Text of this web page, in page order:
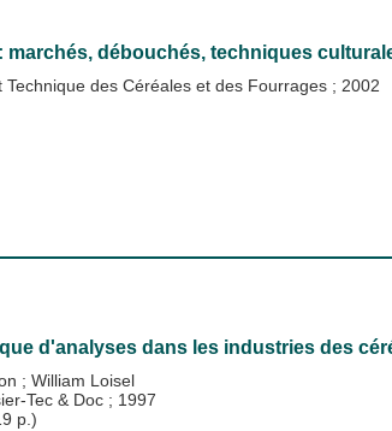
marchés, débouchés, techniques
Technique des Céréales et des Fourrages ; 2002
d'analyses dans les industries des
; William Loisel
Tec & Doc ; 1997
p.)